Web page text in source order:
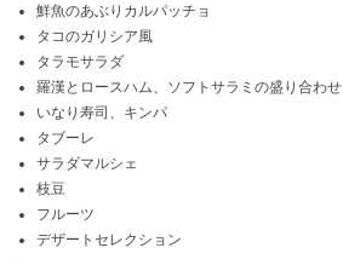
鮮魚のあぶりカルパッチョ
タコのガリシア風
タラモサラダ
羅漢とロースハム、ソフトサラミの盛り合わせ
いなり寿司、キンパ
タブーレ
サラダマルシェ
枝豆
フルーツ
デザートセレクション